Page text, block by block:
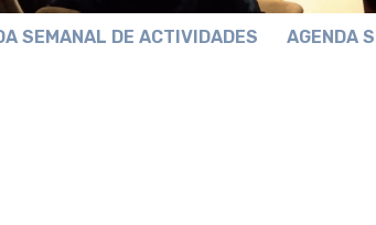
SEMANAL DE ACTIVIDADES AGENDA